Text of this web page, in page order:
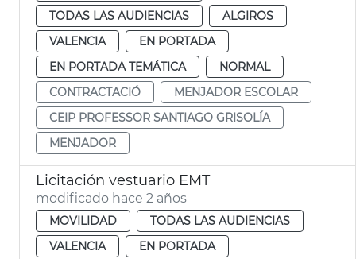
TODAS LAS AUDIENCIAS
ALGIROS
VALENCIA
EN PORTADA
EN PORTADA TEMÁTICA
NORMAL
CONTRACTACIÓ
MENJADOR ESCOLAR
CEIP PROFESSOR SANTIAGO GRISOLÍA
MENJADOR
Licitación vestuario EMT
modificado hace 2 años
MOVILIDAD
TODAS LAS AUDIENCIAS
VALENCIA
EN PORTADA